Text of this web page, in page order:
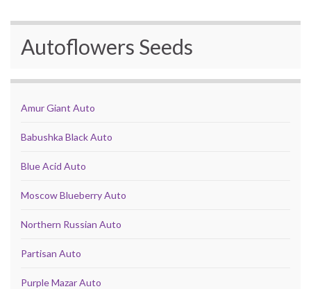
Autoflowers Seeds
Amur Giant Auto
Babushka Black Auto
Blue Acid Auto
Moscow Blueberry Auto
Northern Russian Auto
Partisan Auto
Purple Mazar Auto